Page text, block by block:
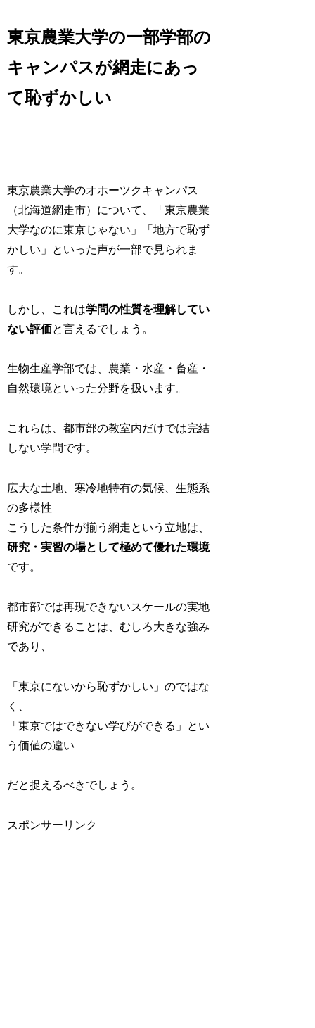
東京農業大学の一部学部の
キャンパスが網走にあっ
て恥ずかしい
東京農業大学のオホーツクキャンパス
（北海道網走市）について、「東京農業
大学なのに東京じゃない」「地方で恥ず
かしい」といった声が一部で見られま
す。
しかし、これは学問の性質を理解してい
ない評価と言えるでしょう。
生物生産学部では、農業・水産・畜産・
自然環境といった分野を扱います。
これらは、都市部の教室内だけでは完結
しない学問です。
広大な土地、寒冷地特有の気候、生態系
の多様性――
こうした条件が揃う網走という立地は、
研究・実習の場として極めて優れた環境
です。
都市部では再現できないスケールの実地
研究ができることは、むしろ大きな強み
であり、
「東京にないから恥ずかしい」のではな
く、
「東京ではできない学びができる」とい
う価値の違い
だと捉えるべきでしょう。
スポンサーリンク